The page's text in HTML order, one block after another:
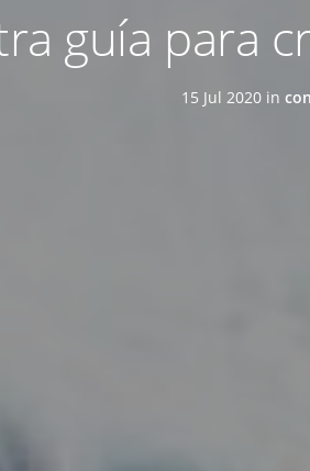
guía para
15 Jul 2020 in